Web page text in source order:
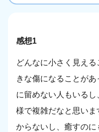
感想1
どんなに小さく見え
きな傷になることが
に留めない人もいる
様で複雑だなと思い
からないし、癒すの